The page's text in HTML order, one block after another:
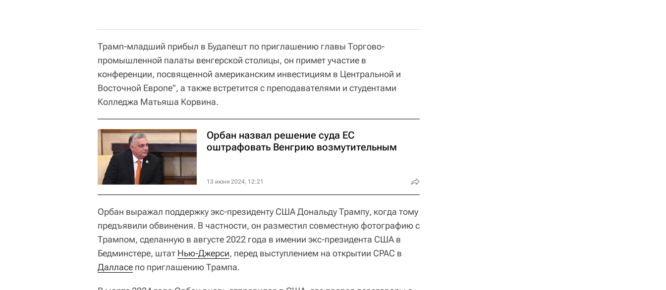
Трамп-младший прибыл в Будапешт по приглашению главы Торгово-
промышленной палаты венгерской столицы, он примет участие в
конференции, посвященной американским инвестициям в Центральной и
Восточной Европе", а также встретится с преподавателями и студентами
Колледжа Матьяша Корвина.
Орбан назвал решение суда ЕС
оштрафовать Венгрию возмутительным
13 июня 2024, 12:21
Орбан выражал поддержку экс-президенту США Дональду Трампу, когда тому
предъявили обвинения. В частности, он разместил совместную фотографию с
Трампом, сделанную в августе 2022 года в имении экс-президента США в
Бедминстере, штат Нью-Джерси, перед выступлением на открытии CPAC в
Далласе по приглашению Трампа.